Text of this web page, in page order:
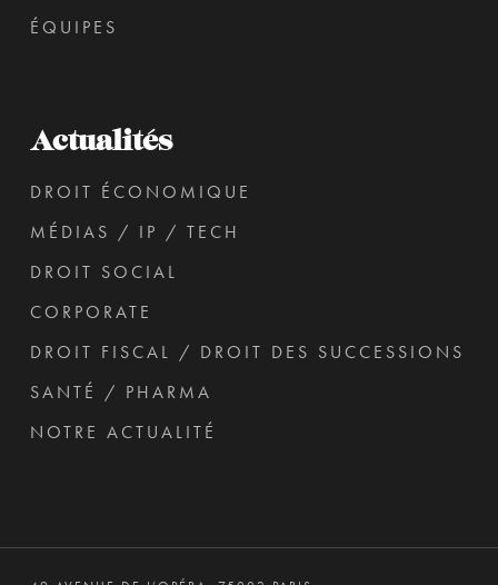
ÉQUIPES
Actualités
DROIT ÉCONOMIQUE
MÉDIAS / IP / TECH
DROIT SOCIAL
CORPORATE
DROIT FISCAL / DROIT DES SUCCESSIONS
SANTÉ / PHARMA
NOTRE ACTUALITÉ